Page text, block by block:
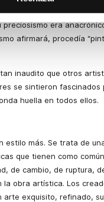
conocedor de las
era
afirmará, procedía
inaudito que otros
se sintieron fascinados
huella en todos ellos.
estilo más. Se trata de
que tienen como
de cambio, de ruptura,
la obra artística. Los
arte exquisito, refinado,